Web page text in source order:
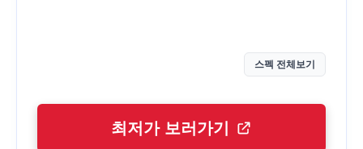
스펙 전체보기
최저가 보러가기